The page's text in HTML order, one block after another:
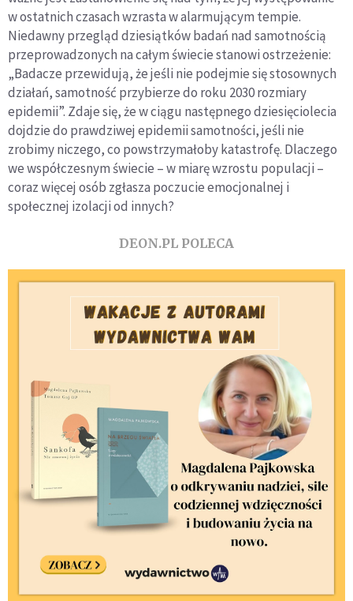
w ostatnich czasach wzrasta w alarmującym tempie.
Niedawny przegląd dziesiątków badań nad samotno­ścią
przeprowadzonych na całym świecie stanowi ostrzeżenie:
„Badacze przewidują, że jeśli nie podejmie się stosownych
dzia­łań, samotność przybierze do roku 2030 rozmiary
epidemii”. Zdaje się, że w ciągu następnego dziesięciolecia
dojdzie do prawdziwej epidemii samotności, jeśli nie
zrobimy niczego, co powstrzymałoby katastrofę. Dlaczego
we współczesnym świecie – w miarę wzrostu populacji –
coraz więcej osób zgłasza poczucie emocjonalnej i
społecznej izolacji od innych?
DEON.PL POLECA